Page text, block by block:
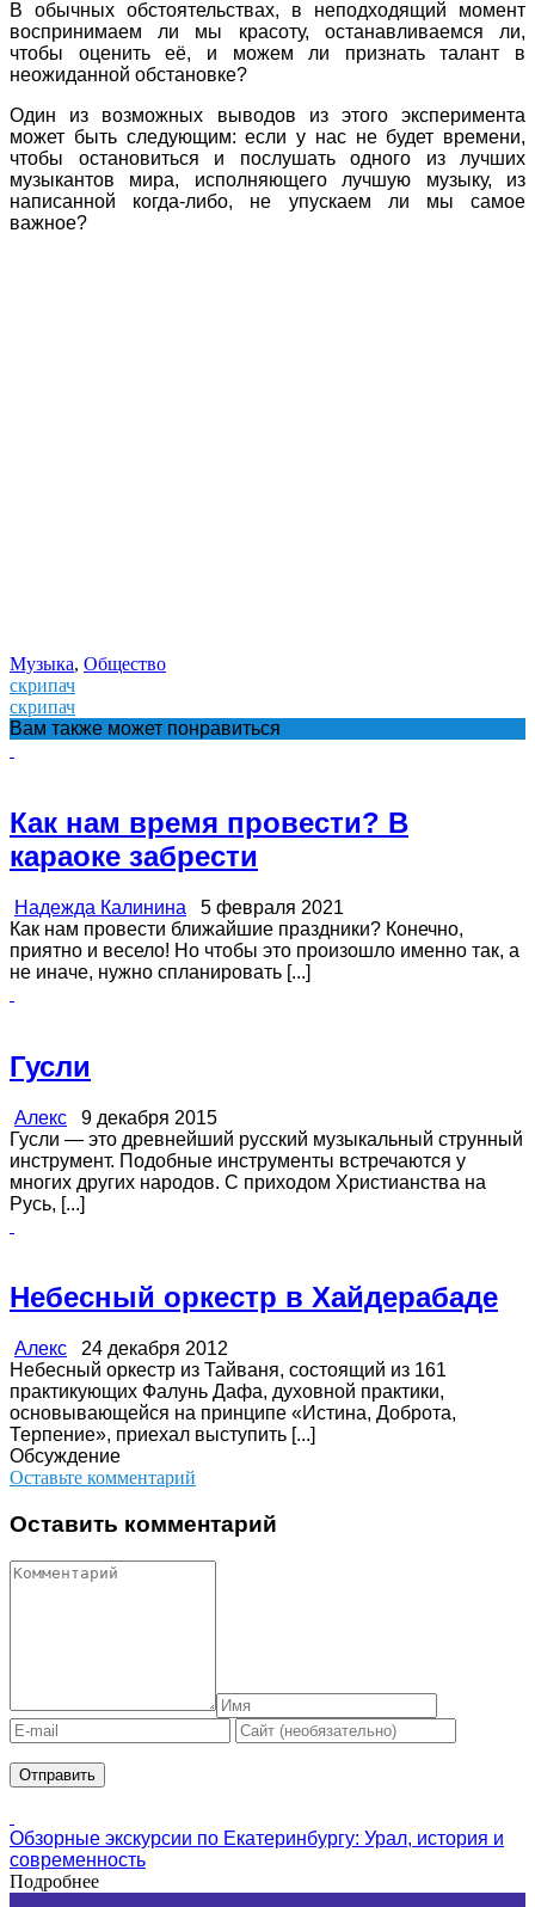
В обычных обстоятельствах, в неподходящий момент
воспринимаем ли мы красоту, останавливаемся ли,
чтобы оценить её, и можем ли признать талант в
неожиданной обстановке?
Один из возможных выводов из этого эксперимента
может быть следующим: если у нас не будет времени,
чтобы остановиться и послушать одного из лучших
музыкантов мира, исполняющего лучшую музыку, из
написанной когда-либо, не упускаем ли мы самое
важное?
Музыка, Общество
скрипач
скрипач
Вам также может понравиться
Как нам время провести? В
караоке забрести
Надежда Калинина 5 февраля 2021
Как нам провести ближайшие праздники? Конечно,
приятно и весело! Но чтобы это произошло именно так, а
не иначе, нужно спланировать [...]
Гусли
Алекс 9 декабря 2015
Гусли — это древнейший русский музыкальный струнный
инструмент. Подобные инструменты встречаются у
многих других народов. С приходом Христианства на
Русь, [...]
Небесный оркестр в Хайдерабаде
Алекс 24 декабря 2012
Небесный оркестр из Тайваня, состоящий из 161
практикующих Фалунь Дафа, духовной практики,
основывающейся на принципе «Истина, Доброта,
Терпение», приехал выступить [...]
Обсуждение
Оставьте комментарий
Оставить комментарий
Обзорные экскурсии по Екатеринбургу: Урал, история и
современность
Подробнее